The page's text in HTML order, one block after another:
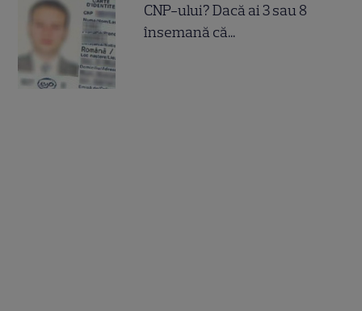
CNP-ului? Dacă ai 3 sau 8
însemană că...